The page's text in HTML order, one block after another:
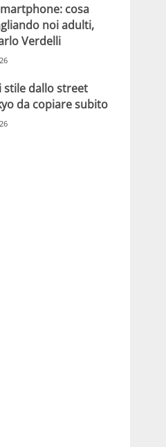
cosa
noi adulti,
Verdelli
stile dallo street
da copiare subito